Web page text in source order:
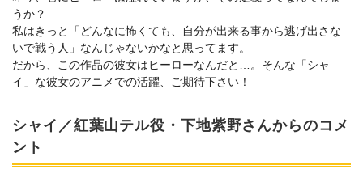
うか？
私はきっと「どんなに怖くても、自分が出来る事から逃げ出さな
いで戦う人」なんじゃないかなと思ってます。
だから、この作品の彼女はヒーローなんだと…。そんな「シャ
イ」な彼女のアニメでの活躍、ご期待下さい！
シャイ／紅葉山テル役・下地紫野さんからのコメ
ント